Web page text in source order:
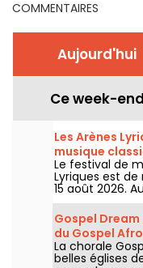
COMMENTAIRES
Aujourd'hui
Ce week-end
Les Arènes
musique
Montmartre
Le festival de
Lyriques est de
15 août 2026.
16 concerts
Montmartre,
les grands
Gospel
du Gospel
Paris
La chorale
belles églises